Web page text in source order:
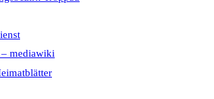
mediawiki